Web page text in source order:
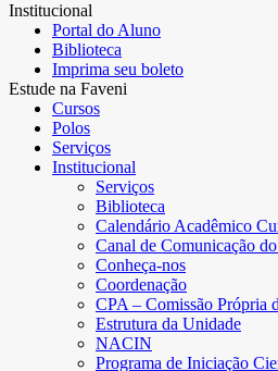
Institucional
Portal do Aluno
Biblioteca
Imprima seu boleto
Estude na Faveni
Cursos
Polos
Serviços
Institucional
Serviços
Biblioteca
Calendário Acadêmico
Canal de Comunicação
Conheça-nos
Coordenação
CPA – Comissão Própria
Estrutura da Unidade
NACIN
Programa de Iniciação